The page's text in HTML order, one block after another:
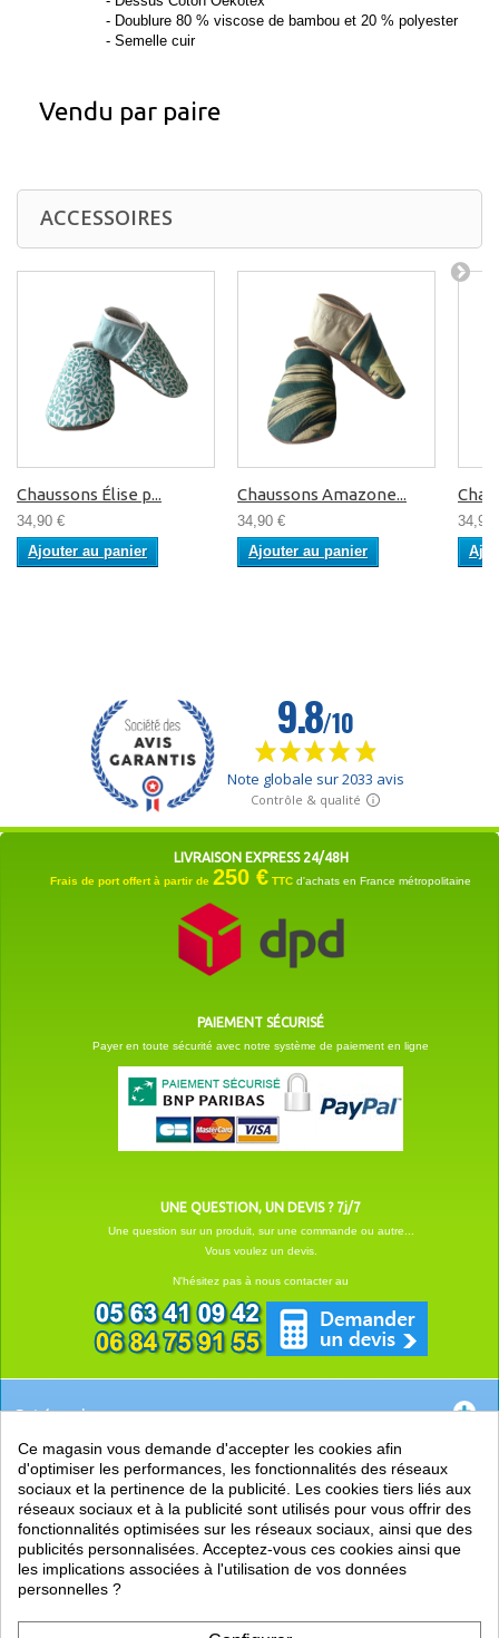
- Doublure 80 % viscose de bambou et 20 % polyester
- Semelle cuir
Vendu par paire
ACCESSOIRES
Chaussons Élise p...
34,90 €
Ajouter au panier
Chaussons Amazone...
34,90 €
Ajouter au panier
34,90
LIVRAISON EXPRESS 24/48H
Frais de port offert à partir de 250 € TTC d'achats en France métropolitaine
PAIEMENT SÉCURISÉ
Payer en toute sécurité avec notre système de paiement en ligne
UNE QUESTION, UN DEVIS ? 7j/7
Une question sur un produit, sur une commande ou autre...
Vous voulez un devis.
N'hésitez pas à nous contacter au
Catégories
EN SAVOIR +
PRATIQUE
LIENS
Ce magasin vous demande d'accepter les cookies afin
d'optimiser les performances, les fonctionnalités des réseaux
sociaux et la pertinence de la publicité. Les cookies tiers liés aux
réseaux sociaux et à la publicité sont utilisés pour vous offrir des
fonctionnalités optimisées sur les réseaux sociaux, ainsi que des
publicités personnalisées. Acceptez-vous ces cookies ainsi que
les implications associées à l'utilisation de vos données
personnelles ?